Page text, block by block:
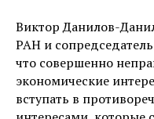
Виктор Данилов-
РАН и
что совершенно
экономические
вступать в